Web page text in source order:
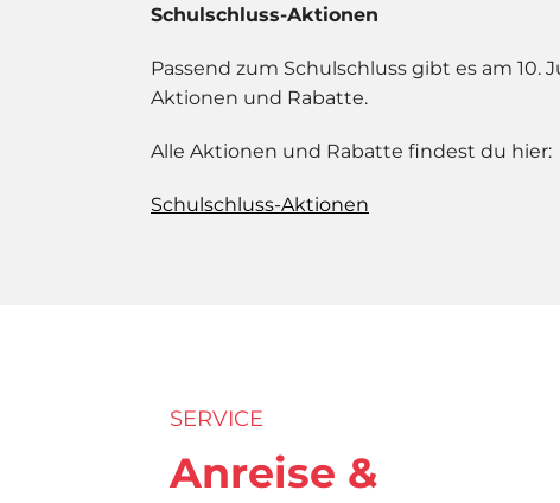
Schulschluss-Aktionen
Passend zum Schulschluss gibt es am 10.
Aktionen und Rabatte.
Alle Aktionen und Rabatte findest du hier:
Schulschluss-Aktionen
SERVICE
Anreise &